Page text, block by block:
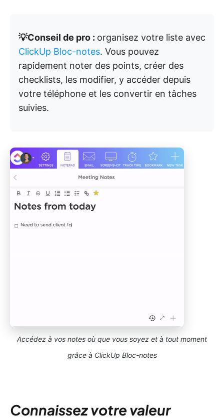
💡Conseil de pro : organisez votre liste avec
ClickUp Bloc-notes. Vous pouvez
rapidement noter des points, créer des
checklists, les modifier, y accéder depuis
votre téléphone et les convertir en tâches
suivies.
Accédez à vos notes où que vous soyez et à tout moment
grâce à ClickUp Bloc-notes
Connaissez votre valeur